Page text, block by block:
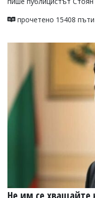
прочетено 15408 пъти